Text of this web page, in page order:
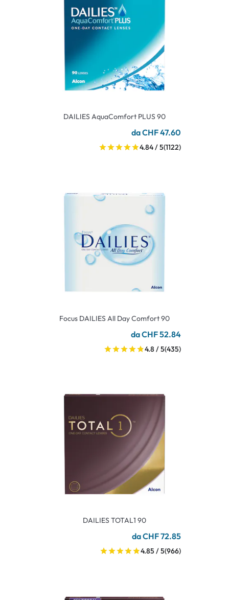
DAILIES AquaComfort PLUS 90
da CHF 47.60
4.84 / 5(1122)
Focus DAILIES All Day Comfort 90
da CHF 52.84
4.8 / 5(435)
DAILIES TOTAL1 90
da CHF 72.85
4.85 / 5(966)